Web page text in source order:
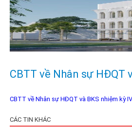
CBTT về Nhân sự HĐQT
CBTT về Nhân sự HĐQT và BKS nhiệm kỳ
CÁC TIN KHÁC